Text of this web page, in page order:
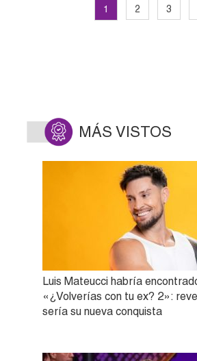
1 2 3
MÁS VISTOS
Luis Mateucci habría
«¿Volverías con tu ex? 2»:
sería su nueva conquista